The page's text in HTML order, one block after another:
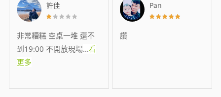
許佳
非常糟糕 空桌一堆 還不
到19:00 不開放現場...看
更多
Pan
讚